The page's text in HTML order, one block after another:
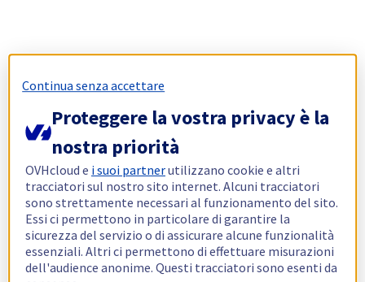
Continua senza accettare
Proteggere la vostra privacy è la
nostra priorità
OVHcloud e i suoi partnerutilizzano cookie e altri
tracciatori sul nostro sito internet. Alcuni tracciatori
sono strettamente necessari al funzionamento del sito.
Essi ci permettono in particolare di garantire la
sicurezza del servizio o di assicurare alcune funzionalità
essenziali. Altri ci permettono di effettuare misurazioni
dell'audience anonime. Questi tracciatori sono esenti da